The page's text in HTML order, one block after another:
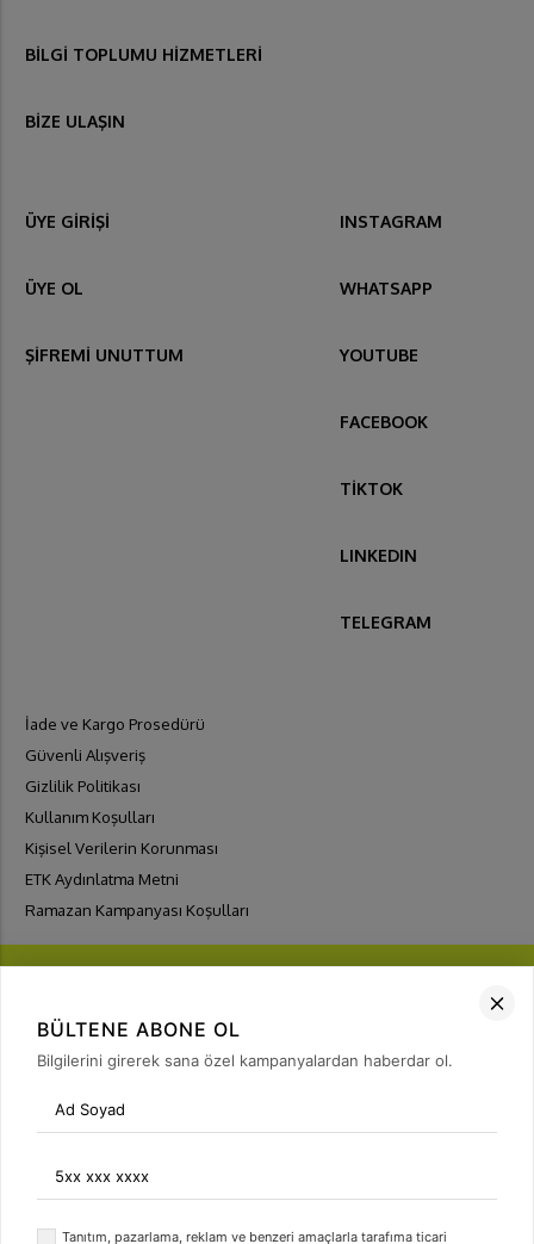
BİLGİ TOPLUMU HİZMETLERİ
BİZE ULAŞIN
ÜYE GİRİŞİ
ÜYE OL
ŞİFREMİ UNUTTUM
INSTAGRAM
WHATSAPP
YOUTUBE
FACEBOOK
TİKTOK
LINKEDIN
TELEGRAM
İade ve Kargo Prosedürü
Güvenli Alışveriş
Gizlilik Politikası
Kullanım Koşulları
Kişisel Verilerin Korunması
ETK Aydınlatma Metni
Ramazan Kampanyası Koşulları
FIRSATLARI YAKALA
Bülten Üyeliği
arrow_forward
BÜLTENE ABONE OL
Bilgilerini girerek sana özel kampanyalardan haberdar ol.
Tanıtım, pazarlama, reklam ve benzeri amaçlarla tarafıma ticari